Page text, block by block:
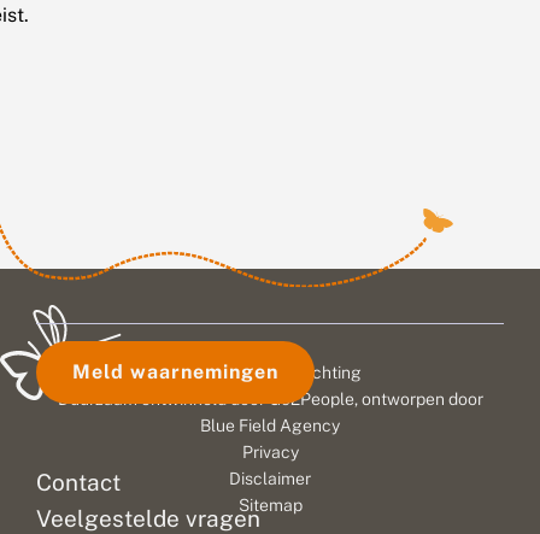
Contact
Veelgestelde vragen
Meld waarnemingen
© 2026 Vlinderstichting
Duurzaam ontwikkeld door
Go2People, ontworpen door
Blue Field Agency
Privacy
Disclaimer
Sitemap